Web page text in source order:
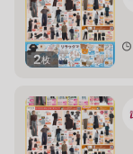
2枚